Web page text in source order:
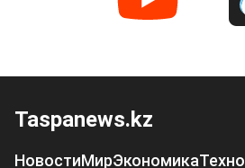
Taspanews.kz
НовостиМирЭкономикаТехно